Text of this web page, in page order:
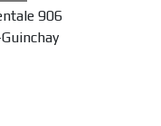
906